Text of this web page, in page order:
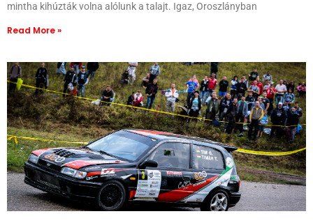
mintha kihúzták volna alólunk a talajt. Igaz, Oroszlányban
Read More »